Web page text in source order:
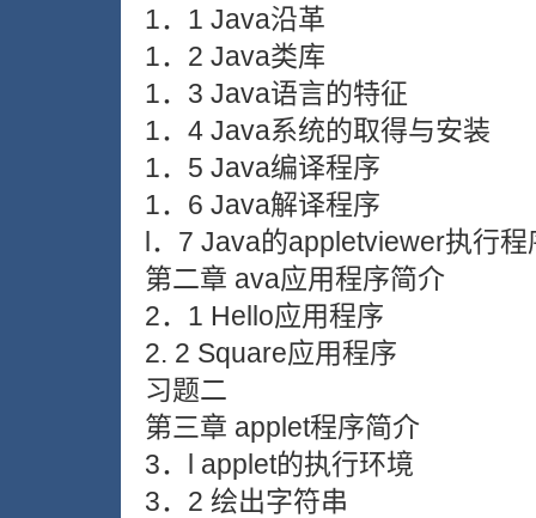
1．1 Java沿革
1．2 Java类库
1．3 Java语言的特征
1．4 Java系统的取得与安装
1．5 Java编译程序
1．6 Java解译程序
l．7 Java的appletviewer执行程
第二章 ava应用程序简介
2．1 Hello应用程序
2. 2 Square应用程序
习题二
第三章 applet程序简介
3．l applet的执行环境
3．2 绘出字符串